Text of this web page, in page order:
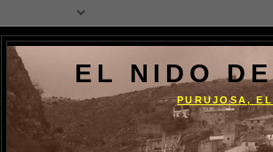
EL NIDO
PURUJOSA,